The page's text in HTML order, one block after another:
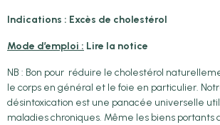
Indications : Excès de cholestérol
Mode d’emploi : Lire la notice
NB : Bon pour réduire le cholestérol
le corps en général et le foie en particulier.
désintoxication est une panacée universelle
maladies chroniques. Même les biens portants